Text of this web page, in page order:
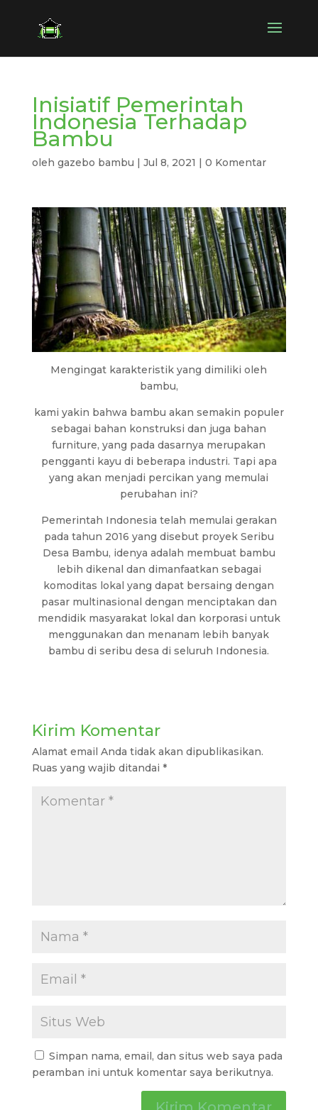
Inisiatif Pemerintah
Indonesia Terhadap
Bambu
oleh gazebo bambu | Jul 8, 2021 | 0 Komentar
Mengingat karakteristik yang dimiliki oleh
bambu,
kami yakin bahwa bambu akan semakin populer
sebagai bahan konstruksi dan juga bahan
furniture, yang pada dasarnya merupakan
pengganti kayu di beberapa industri. Tapi apa
yang akan menjadi percikan yang memulai
perubahan ini?
Pemerintah Indonesia telah memulai gerakan
pada tahun 2016 yang disebut proyek Seribu
Desa Bambu, idenya adalah membuat bambu
lebih dikenal dan dimanfaatkan sebagai
komoditas lokal yang dapat bersaing dengan
pasar multinasional dengan menciptakan dan
mendidik masyarakat lokal dan korporasi untuk
menggunakan dan menanam lebih banyak
bambu di seribu desa di seluruh Indonesia.
Kirim Komentar
Alamat email Anda tidak akan dipublikasikan.
Ruas yang wajib ditandai *
Simpan nama, email, dan situs web saya pada
peramban ini untuk komentar saya berikutnya.